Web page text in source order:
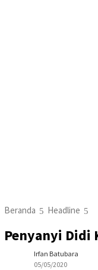
Beranda Headline
Penyanyi Didi
Irfan Batubara
05/05/2020